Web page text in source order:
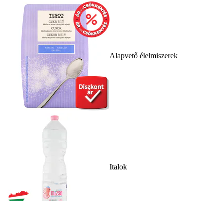
Alapvető élelmiszerek
Italok